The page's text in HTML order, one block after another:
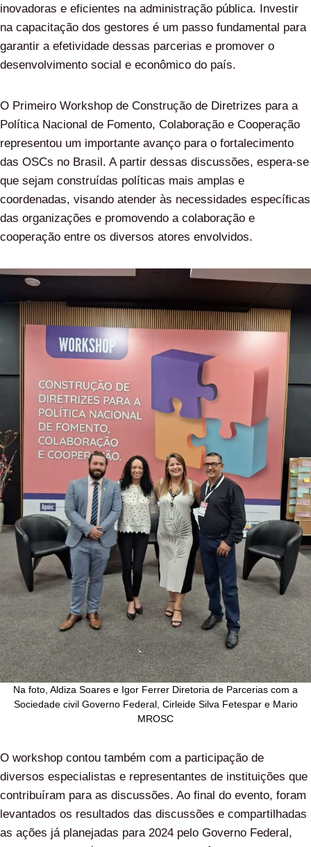
inovadoras e eficientes na administração pública. Investir
na capacitação dos gestores é um passo fundamental para
garantir a efetividade dessas parcerias e promover o
desenvolvimento social e econômico do país.
O Primeiro Workshop de Construção de Diretrizes para a
Política Nacional de Fomento, Colaboração e Cooperação
representou um importante avanço para o fortalecimento
das OSCs no Brasil. A partir dessas discussões, espera-se
que sejam construídas políticas mais amplas e
coordenadas, visando atender às necessidades específicas
das organizações e promovendo a colaboração e
cooperação entre os diversos atores envolvidos.
Na foto, Aldiza Soares e Igor Ferrer Diretoria de Parcerias com a
Sociedade civil Governo Federal, Cirleide Silva Fetespar e Mario
MROSC
O workshop contou também com a participação de
diversos especialistas e representantes de instituições que
contribuíram para as discussões. Ao final do evento, foram
levantados os resultados das discussões e compartilhadas
as ações já planejadas para 2024 pelo Governo Federal,